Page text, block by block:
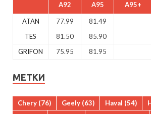
A92 A95 A95+
ATAN 77.99 81.49
TES
81.50 85.90
GRIFON
75.95 81.95
МЕТКИ
Chery (76) Geely (63) Haval (54)